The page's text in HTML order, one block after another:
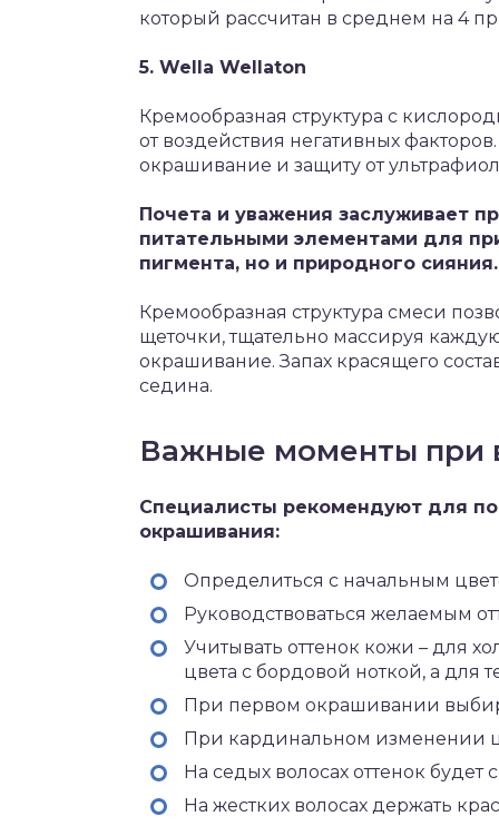
который рассчитан в среднем на 4
5. Wella Wellaton
Кремообразная структура с
от воздействия негативных
окрашивание и защиту от
Почета и уважения заслуживает
питательными элементами для
пигмента, но и природного сияния.
Кремообразная структура смеси
щеточки, тщательно массируя
окрашивание. Запах красящего
седина.
Важные моменты при
Специалисты рекомендуют для
окрашивания:
Определиться с начальным
Руководствоваться желаемым
Учитывать оттенок кожи – для
цвета с бордовой ноткой, а для
При первом окрашивании
При кардинальном изменении
На седых волосах оттенок будет
На жестких волосах держать